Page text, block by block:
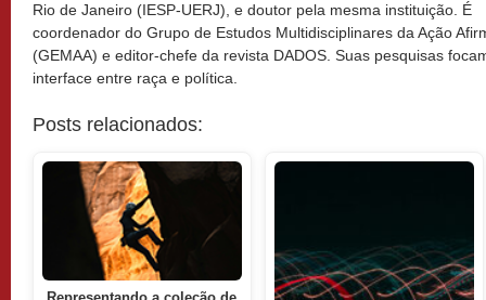
Rio de Janeiro (IESP-UERJ), e doutor pela mesma instituição. É
coordenador do Grupo de Estudos Multidisciplinares da Ação
(GEMAA) e editor-chefe da revista DADOS. Suas pesquisas
interface entre raça e política.
Posts relacionados: